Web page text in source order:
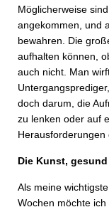
Möglicherweise
angekommen, und
bewahren. Die
aufhalten können,
auch nicht. Man
doch darum, die
zu lenken oder auf
Herausforderungen
Die Kunst,
Als meine
Wochen möchte